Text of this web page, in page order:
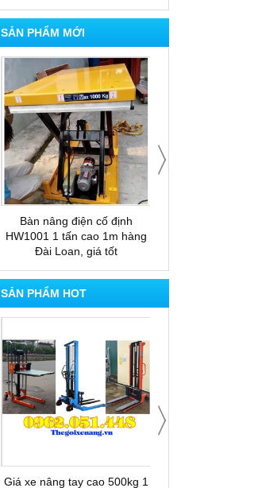
SẢN PHẨM MỚI
Bàn nâng điện cố định
HW1001 1 tấn cao 1m hàng
Đài Loan, giá tốt
SẢN PHẨM HOT
Giá xe nâng tay cao 500kg 1